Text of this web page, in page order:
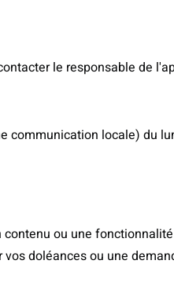
le responsable de
communication locale) du
ou une
doléances ou une